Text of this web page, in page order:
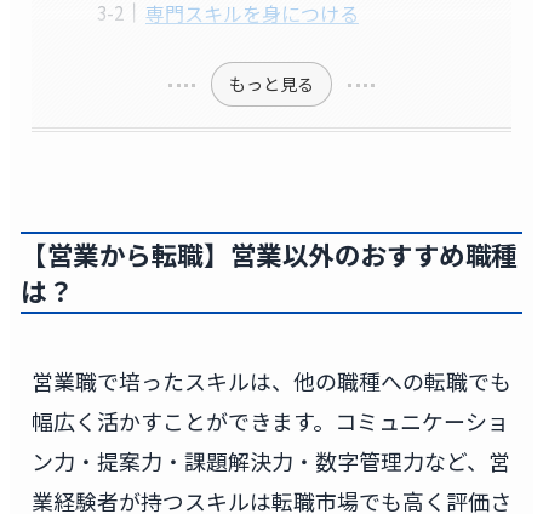
専門スキルを身につける
もっと見る
【営業から転職】営業以外のおすすめ職種
は？
営業職で培ったスキルは、他の職種への転職でも
幅広く活かすことができます。コミュニケーショ
ン力・提案力・課題解決力・数字管理力など、営
業経験者が持つスキルは転職市場でも高く評価さ